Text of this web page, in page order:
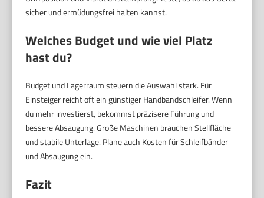
sicher und ermüdungsfrei halten kannst.
Welches Budget und wie viel Platz
hast du?
Budget und Lagerraum steuern die Auswahl stark. Für
Einsteiger reicht oft ein günstiger Handbandschleifer. Wenn
du mehr investierst, bekommst präzisere Führung und
bessere Absaugung. Große Maschinen brauchen Stellfläche
und stabile Unterlage. Plane auch Kosten für Schleifbänder
und Absaugung ein.
Fazit